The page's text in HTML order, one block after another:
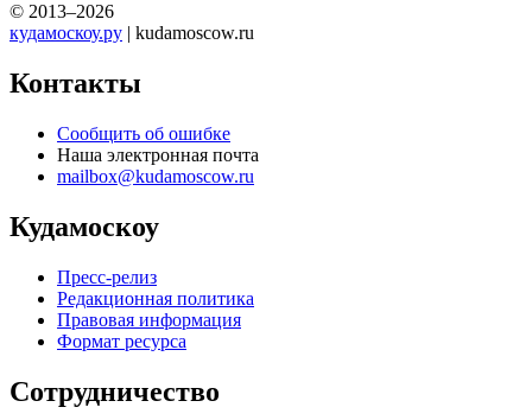
© 2013–2026
кудамоскоу.ру | kudamoscow.ru
Контакты
Сообщить об ошибке
Наша электронная почта
mailbox@kudamoscow.ru
Кудамоскоу
Пресс-релиз
Редакционная политика
Правовая информация
Формат ресурса
Сотрудничество